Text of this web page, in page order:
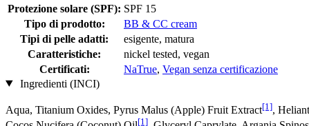
Protezione solare (SPF): SPF 15
Tipo di prodotto:
BB & CC cream
Tipi di pelle adatti:
esigente, matura
Caratteristiche:
nickel tested, vegan
Certificati:
NaTrue, Vegan senza certificazione
Ingredienti (INCI)
Aqua, Titanium Oxides, Pyrus Malus (Apple) Fruit Extract[1],
[1]